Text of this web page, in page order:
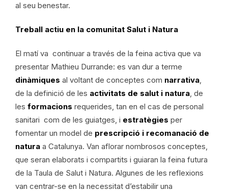
al seu benestar.
Treball actiu en la comunitat Salut i Natura
El matí va continuar a través de la feina activa que va
presentar Mathieu Durrande: es van dur a terme
dinàmiques al voltant de conceptes com narrativa,
de la definició de les activitats de salut i natura, de
les formacions requerides, tan en el cas de personal
sanitari com de les guiatges, i estratègies per
fomentar un model de prescripció i recomanació de
natura a Catalunya. Van aflorar nombrosos conceptes,
que seran elaborats i compartits i guiaran la feina futura
de la Taula de Salut i Natura. Algunes de les reflexions
van centrar-se en la necessitat d’estabilir una